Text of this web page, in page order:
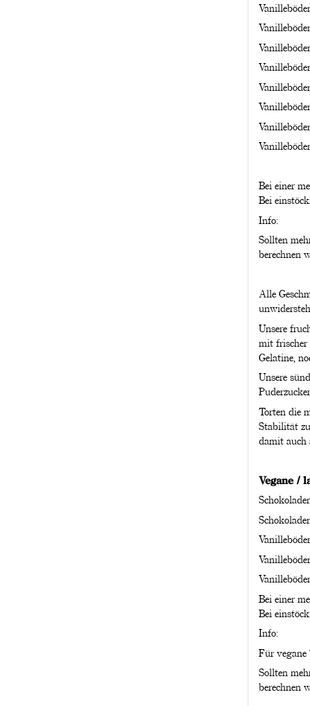
Bei einer
Bei
Info:
Sollten
berechnen
Alle
Unsere
mit frischer
Gelatine,
Unsere
Torten die
Stabilität
damit auch
Vegane /
Bei einer
Bei
Info:
Für vegane
Sollten
berechnen